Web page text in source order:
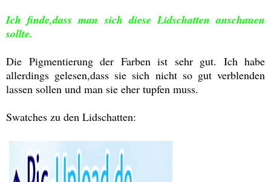
Ich finde,dass man sich diese Lidschatten anschauen
sollte.
Die Pigmentierung der Farben ist sehr gut. Ich habe
allerdings gelesen,dass sie sich nicht so gut verblenden
lassen sollen und man sie eher tupfen muss.
Swatches zu den Lidschatten: